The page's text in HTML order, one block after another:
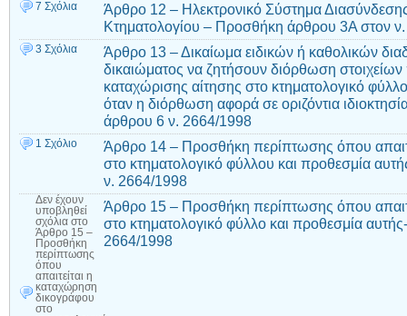
7 Σχόλια
Άρθρο 12 – Ηλεκτρονικό Σύστημα
Κτηματολογίου – Προσθήκη άρθρου 3Α στον
3 Σχόλια
Άρθρο 13 – Δικαίωμα ειδικών ή καθολικών
δικαιώματος να ζητήσουν διόρθωση
καταχώρισης αίτησης στο κτηματολογικό
όταν η διόρθωση αφορά σε οριζόντια
άρθρου 6 ν. 2664/1998
1 Σχόλιο
Άρθρο 14 – Προσθήκη περίπτωσης όπου
στο κτηματολογικό φύλλου και προθεσμία
ν. 2664/1998
Δεν έχουν
υποβληθεί
σχόλια στο
Άρθρο 15 –
Προσθήκη
περίπτωσης
όπου
απαιτείται η
καταχώρηση
δικογράφου
στο
Άρθρο 15 – Προσθήκη περίπτωσης όπου
στο κτηματολογικό φύλλο και προθεσμία
2664/1998